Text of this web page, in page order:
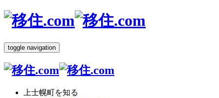
toggle navigation
上士幌町を知る